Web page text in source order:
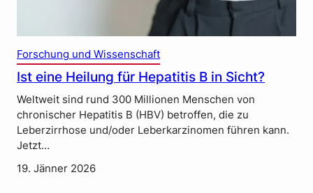
Forschung und Wissenschaft
Ist eine Heilung für Hepatitis B in Sicht?
Weltweit sind rund 300 Millionen Menschen von
chronischer Hepatitis B (HBV) betroffen, die zu
Leberzirrhose und/oder Leberkarzinomen führen kann.
Jetzt…
19. Jänner 2026